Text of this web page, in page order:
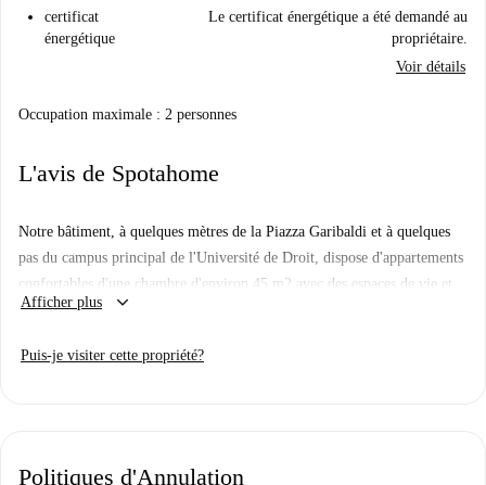
certificat
énergétique
Le certificat énergétique a été demandé au
propriétaire.
Voir détails
Occupation maximale : 2 personnes
L'avis de Spotahome
Notre bâtiment, à quelques mètres de la Piazza Garibaldi et à quelques
pas du campus principal de l'Université de Droit, dispose d'appartements
confortables d'une chambre d'environ 45 m2 avec des espaces de vie et
de nuit séparés à usage simple ou double avec cuisine et salle de bain
cycle de lavage avec lessive incluse, 3,50€ cycle de séchage), vous aurez
Afficher plus keyboard_arrow_down
Puis-je visiter cette propriété?
Politiques d'Annulation